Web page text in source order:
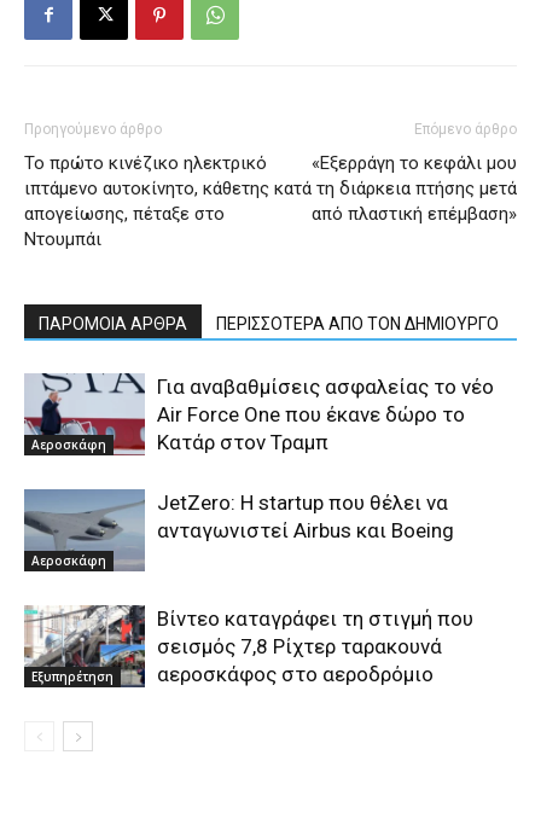
Προηγούμενο άρθρο
Το πρώτο κινέζικο ηλεκτρικό
ιπτάμενο αυτοκίνητο, κάθετης
απογείωσης, πέταξε στο
Ντουμπάι
Επόμενο άρθρο
«Εξερράγη το κεφάλι μου
κατά τη διάρκεια πτήσης μετά
από πλαστική επέμβαση»
ΠΑΡΟΜΟΙΑ ΑΡΘΡΑ ΠΕΡΙΣΣΟΤΕΡΑ ΑΠΟ ΤΟΝ ΔΗΜΙΟΥΡΓΟ
Αεροσκάφη
Για αναβαθμίσεις ασφαλείας το νέο
Air Force One που έκανε δώρο το
Κατάρ στον Τραμπ
Αεροσκάφη
JetZero: Η startup που θέλει να
ανταγωνιστεί Airbus και Boeing
Εξυπηρέτηση
Βίντεο καταγράφει τη στιγμή που
σεισμός 7,8 Ρίχτερ ταρακουνά
αεροσκάφος στο αεροδρόμιο